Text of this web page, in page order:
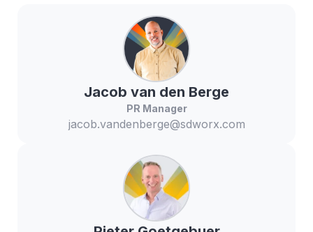
Jacob van den Berge
PR Manager
jacob.vandenberge@sdworx.com